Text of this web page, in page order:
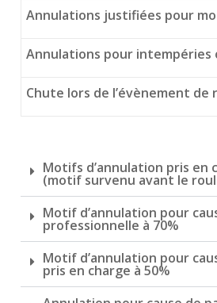
Annulations justifiées pour
Annulations pour intempéries
Chute lors de l’évènement de
Motifs d’annulation pris en
(motif survenu avant le
Motif d’annulation pour
professionnelle à 70%
Motif d’annulation pour
pris en charge à 50%